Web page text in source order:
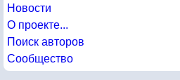
Новости
О проекте...
Поиск авторов
Сообщество